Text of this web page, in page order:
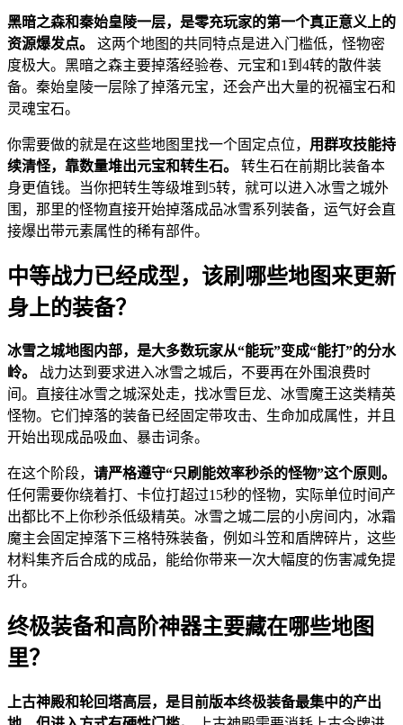
黑暗之森和秦始皇陵一层，是零充玩家的第一个真正意义上的
资源爆发点。
这两个地图的共同特点是进入门槛低，怪物密
度极大。黑暗之森主要掉落经验卷、元宝和1到4转的散件装
备。秦始皇陵一层除了掉落元宝，还会产出大量的祝福宝石和
灵魂宝石。
你需要做的就是在这些地图里找一个固定点位， 用群攻技能持
续清怪，靠数量堆出元宝和转生石。
转生石在前期比装备本
身更值钱。当你把转生等级堆到5转，就可以进入冰雪之城外
围，那里的怪物直接开始掉落成品冰雪系列装备，运气好会直
接爆出带元素属性的稀有部件。
中等战力已经成型，该刷哪些地图来更新
身上的装备？
冰雪之城地图内部，是大多数玩家从“能玩”变成“能打”的分水
岭。
战力达到要求进入冰雪之城后，不要再在外围浪费时
间。直接往冰雪之城深处走，找冰雪巨龙、冰雪魔王这类精英
怪物。它们掉落的装备已经固定带攻击、生命加成属性，并且
开始出现成品吸血、暴击词条。
在这个阶段， 请严格遵守“只刷能效率秒杀的怪物”这个原则。
任何需要你绕着打、卡位打超过15秒的怪物，实际单位时间产
出都比不上你秒杀低级精英。冰雪之城二层的小房间内，冰霜
魔主会固定掉落下三格特殊装备，例如斗笠和盾牌碎片，这些
材料集齐后合成的成品，能给你带来一次大幅度的伤害减免提
升。
终极装备和高阶神器主要藏在哪些地图
里？
上古神殿和轮回塔高层，是目前版本终极装备最集中的产出